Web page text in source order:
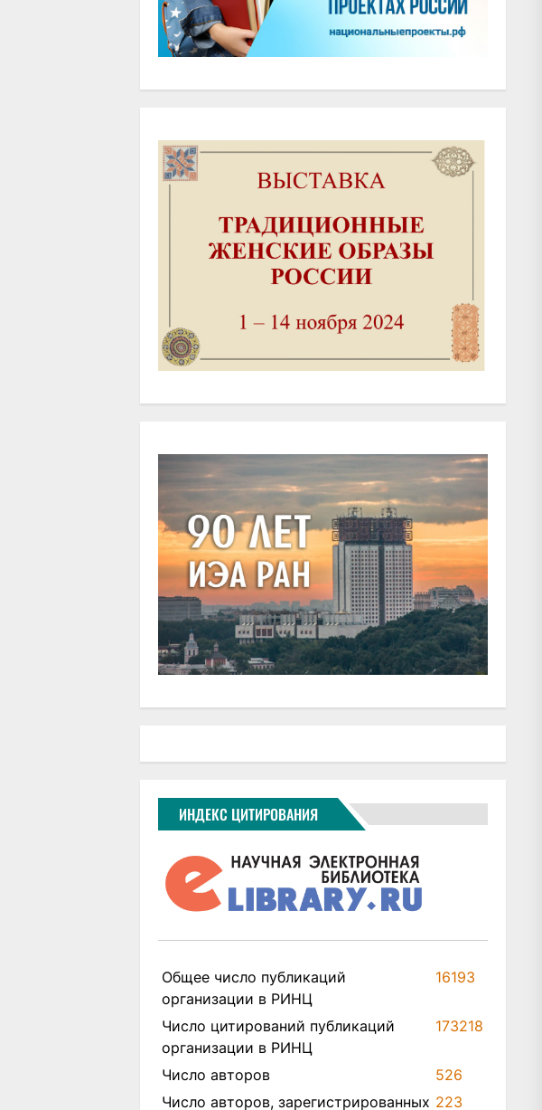
ИНДЕКС ЦИТИРОВАНИЯ
Общее число публикаций
организации в РИНЦ
16193
Число цитирований публикаций
организации в РИНЦ
173218
Число авторов
526
Число авторов, зарегистрированных 223